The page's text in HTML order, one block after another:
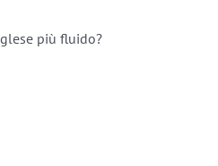
più fluido?